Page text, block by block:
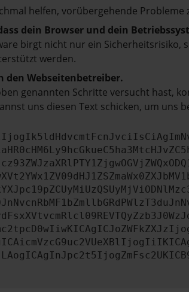
helfen, vorübergehende Probleme
dein Browser und dein
birgt nicht nur ein Sicherheitsrisiko,
werden.
den Webseitenbetreiber.
genannten Schritte versucht hast,
uns diesen Text schicken, um uns